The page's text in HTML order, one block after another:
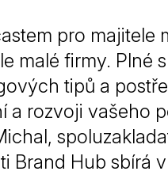
pro majitele
malé firmy. Plné
tipů a
a rozvoji vašeho
Brand Hub sbírá